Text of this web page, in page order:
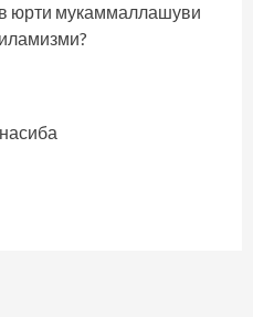
юрти мукаммаллашуви